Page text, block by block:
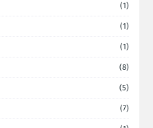
(1)
(1)
(1)
(8)
(5)
(7)